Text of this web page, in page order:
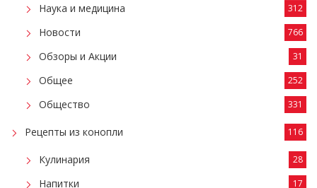
Наука и медицина 312
Новости 766
Обзоры и Акции 31
Общее 252
Общество 331
Рецепты из конопли 116
Кулинария 28
Напитки 17